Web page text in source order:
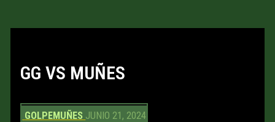
GG VS MUÑES
GOLPEMUÑES JUNIO 21, 2024